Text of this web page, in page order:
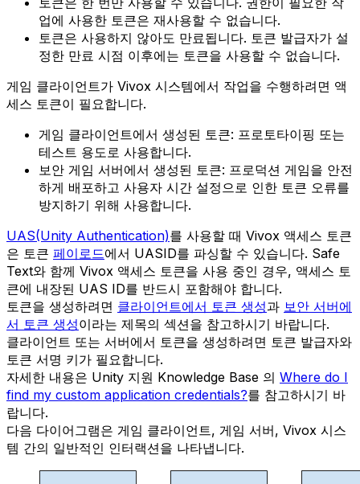
업에 사용한 토큰은 재사용할 수 없습니다.
토큰은 사용하지 않아도 만료됩니다. 토큰 발급자가 설
정한 만료 시점 이후에는 토큰을 사용할 수 없습니다.
게임 클라이언트가 Vivox 시스템에서 작업을 수행하려면 액
세스 토큰이 필요합니다.
게임 클라이언트에서 생성된 토큰: 프로토타이핑 또는
테스트 용도로 사용합니다.
보안 게임 서버에서 생성된 토큰: 프로덕션 게임을 안전
하게 배포하고 사용자 시간 설정으로 인한 토큰 오류를
방지하기 위해 사용합니다.
UAS(Unity Authentication)를 사용할 때 Vivox 액세스 토큰
은 토큰 페이로드에서 UASID를 파싱할 수 있습니다. Safe
Text와 함께 Vivox 액세스 토큰을 사용 중인 경우, 액세스 토
큰에 내장된 UAS ID를 반드시 포함해야 합니다.
토큰을 생성하려면 클라이언트에서 토큰 생성과 보안 서버에
서 토큰 생성이라는 제목의 섹션을 참고하시기 바랍니다.
클라이언트 또는 서버에서 토큰을 생성하려면 토큰 발급자와
토큰 서명 키가 필요합니다.
자세한 내용은 Unity 지원 Knowledge Base 의 Where do I
find my custom application credentials?를 참고하시기 바
랍니다.
다음 다이어그램은 게임 클라이언트, 게임 서버, Vivox 시스
템 간의 일반적인 인터랙션을 나타냅니다.